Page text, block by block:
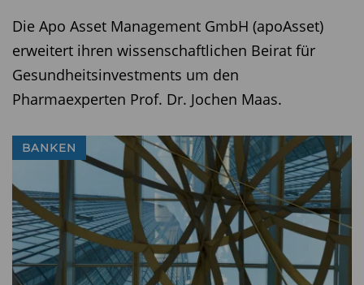
Die Apo Asset Management GmbH (apoAsset)
erweitert ihren wissenschaftlichen Beirat für
Gesundheitsinvestments um den
Pharmaexperten Prof. Dr. Jochen Maas.
BANKEN